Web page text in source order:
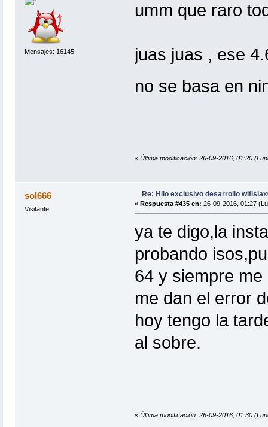
Mensajes: 16145
umm que raro
juas juas , ese
no se basa en
« Última modificación: 26-09-2016, 01:20
sol666
Visitante
Re: Hilo exclusivo desarrollo
« Respuesta #435 en: 26-09-2016, 01:27
ya te digo,la
probando
64 y siempre
me dan el error
hoy tengo la
al sobre.
« Última modificación: 26-09-2016, 01:30